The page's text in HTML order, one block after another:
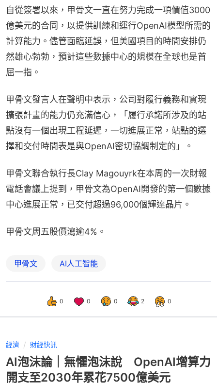
自從簽署以來，甲骨文一直在努力完成一項價值3000
億美元的合同，以提供訓練和運行OpenAI模型所需的
計算能力。儘管面臨延誤，但美國項目的時間安排仍
然雄心勃勃，預計這些數據中心的規模在全球也是首
屈一指。
甲骨文發言人在聲明中表示，公司對履行義務和實現
擴張計畫的能力仍充滿信心，「履行承諾所涉及的站
點沒有一個出現工程延遲，一切進展正常，站點的選
擇和交付時間表是與OpenAI密切協調制定的」。
甲骨文聯合執行長Clay Magouyrk在本周的一次財報
電話會議上提到，甲骨文為OpenAI開發的第一個數據
中心進展正常，已交付超過96,000個輝達晶片。
甲骨文周五股價瀉逾4%。
甲骨文 AI人工智能
0 0 0 2 0
經濟 財經快訊
AI泡沫論｜無懼泡沫說 OpenAI增算力
開支至2030年累花7500億美元